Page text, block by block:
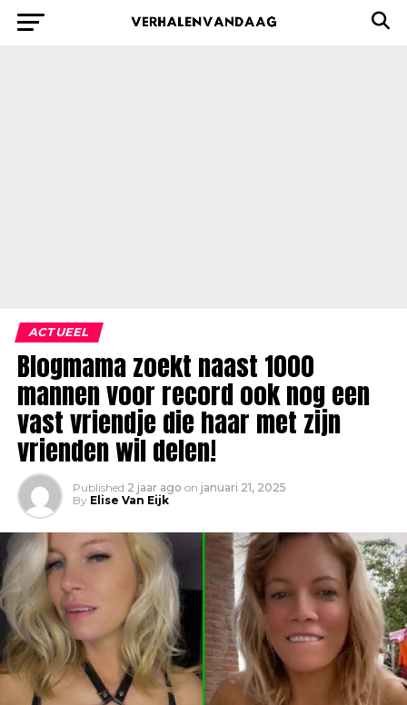
ACTUEEL
Blogmama zoekt naast 1000
mannen voor record ook nog een
vast vriendje die haar met zijn
vrienden wil delen!
Published 2 jaar ago on januari 21, 2025
By Elise Van Eijk